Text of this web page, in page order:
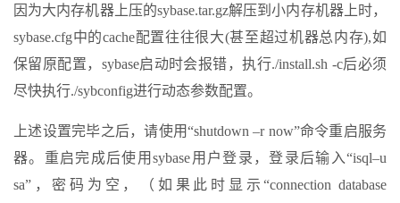
因为大内存机器上压的sybase.tar.gz解压到小内存机器上时，
sybase.cfg中的cache配置往往很大(甚至超过机器总内存),如
保留原配置，sybase启动时会报错，执行./install.sh -c后必须
尽快执行./sybconfig进行动态参数配置。
上述设置完毕之后，请使用“shutdown –r now”命令重启服务
器。重启完成后使用sybase用户登录，登录后输入“isql–u
sa”，密码为空，（如果此时显示“connection database